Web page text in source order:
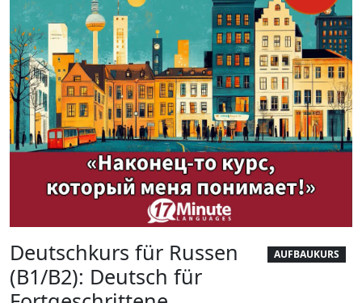
AUFBAUKURS
Deutschkurs für Russen
(B1/B2): Deutsch für